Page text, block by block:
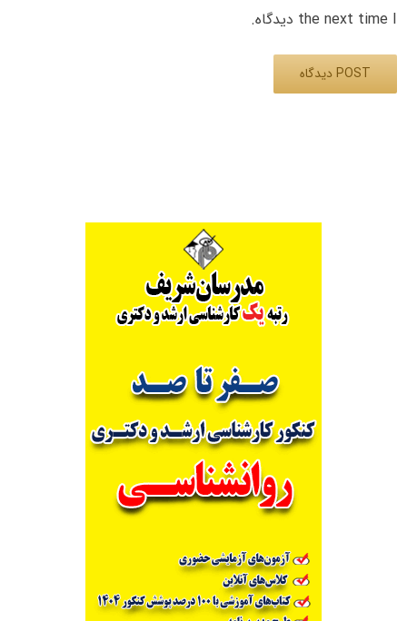
the next time I دیدگاه.